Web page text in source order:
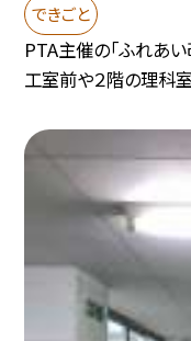
できごと
PTA主催の「ふれあ
工室前や２階の理科